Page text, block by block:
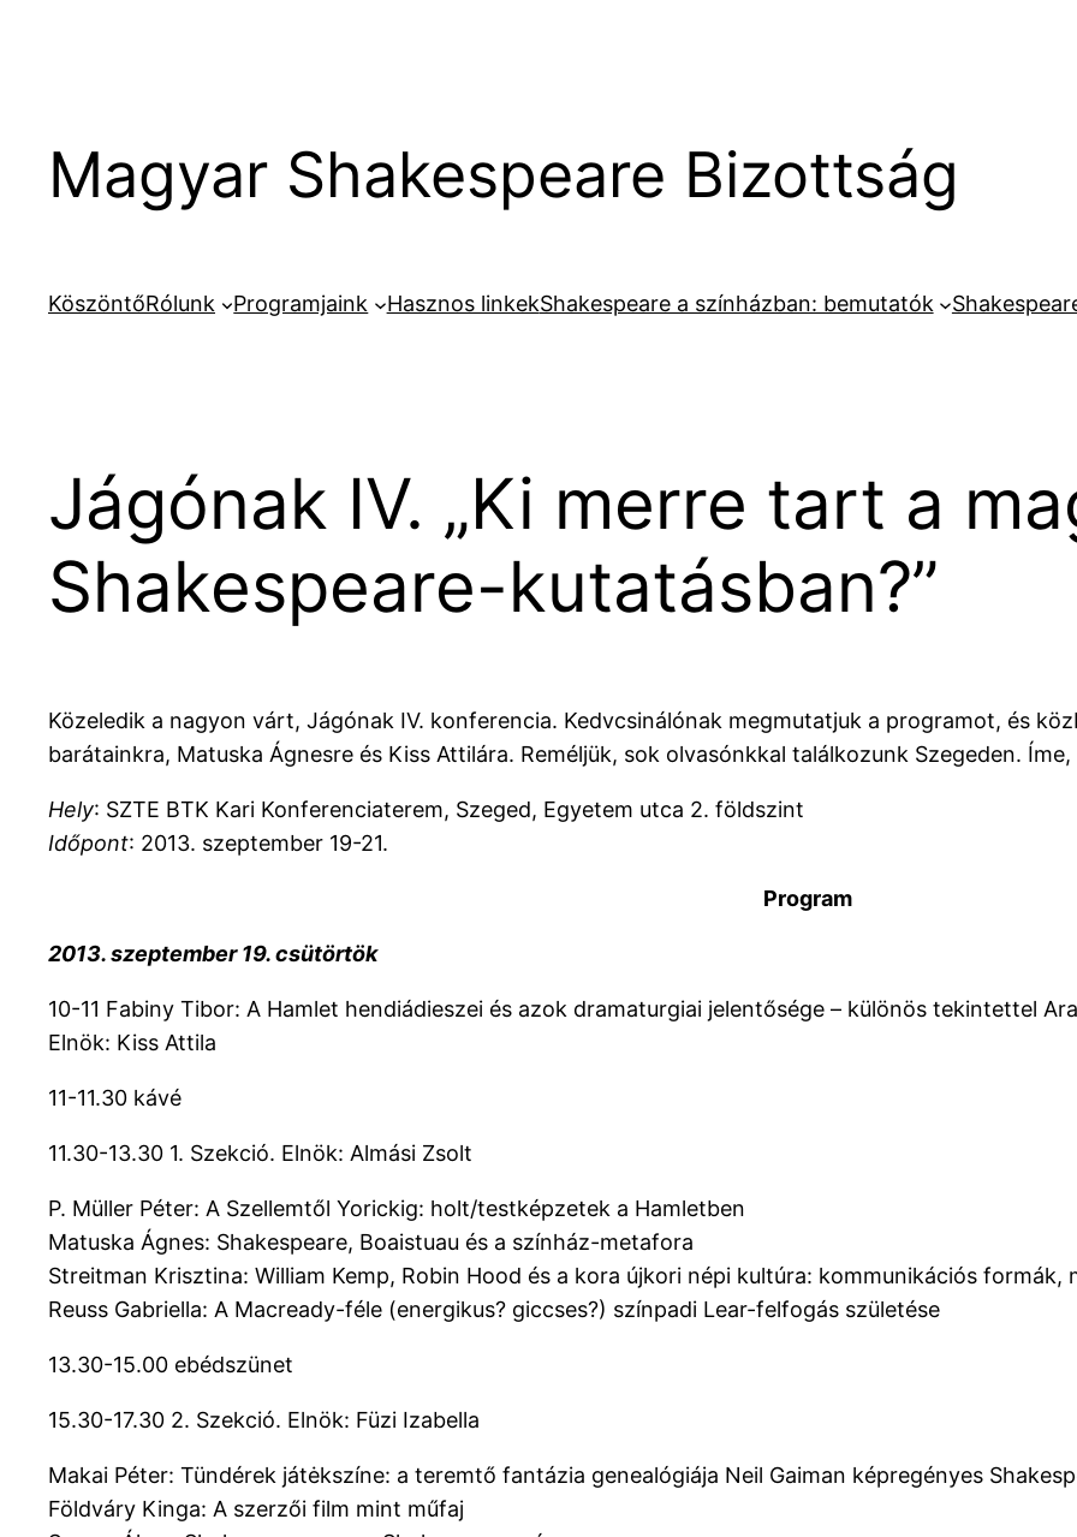
Magyar Shakespeare Bizottság
KöszöntőRólunk Programjaink Hasznos linkekShakespeare a színházban: bemutatók
Jágónak IV. „Ki merre tart a
Shakespeare-kutatásban?”
Közeledik a nagyon várt, Jágónak IV. konferencia. Kedvcsinálónak megmutatjuk a programot, és
barátainkra, Matuska Ágnesre és Kiss Attilára. Reméljük, sok olvasónkkal találkozunk Szegeden.
Hely: SZTE BTK Kari Konferenciaterem, Szeged, Egyetem utca 2. földszint
Időpont: 2013. szeptember 19-21.
Program
2013. szeptember 19. csütörtök
10-11 Fabiny Tibor: A Hamlet hendiádieszei és azok dramaturgiai jelentősége – különös tekintettel
Elnök: Kiss Attila
11-11.30 kávé
11.30-13.30 1. Szekció. Elnök: Almási Zsolt
P. Müller Péter: A Szellemtől Yorickig: holt/testképzetek a Hamletben
Matuska Ágnes: Shakespeare, Boaistuau és a színház-metafora
Streitman Krisztina: William Kemp, Robin Hood és a kora újkori népi kultúra: kommunikációs formák,
Reuss Gabriella: A Macready-féle (energikus? giccses?) színpadi Lear-felfogás születése
13.30-15.00 ebédszünet
15.30-17.30 2. Szekció. Elnök: Füzi Izabella
Makai Péter: Tündérek játėkszíne: a teremtő fantázia genealógiája Neil Gaiman képregényes
Földváry Kinga: A szerzői film mint műfaj